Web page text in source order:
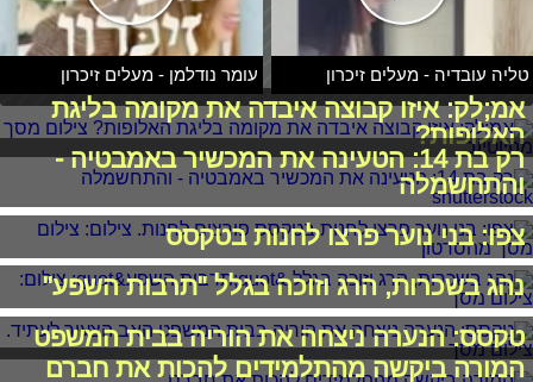
טליה עובדיה - מעלים זיכרון עומר נודלמן - מעלים זיכרון
אמ;לק: איזו קבוצה איבדה את מקומה בליגת
האלופות?
רק בת 14: הטעינה את המכשיר באמבטיה -
והתחשמלה
צפו: בני נוער פרצו לחנות בטקסס
נהג בשכרות, הרג וזוכה בגלל "תרבות השפע"
טקסס: הנערה ניצחה את הוריה בבית המשפט
המורה ביקשה מהתלמידים להכות את חברם